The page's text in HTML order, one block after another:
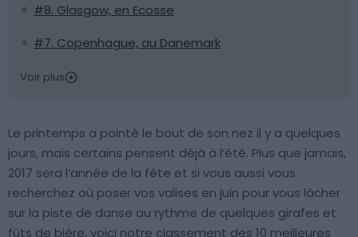
#8. Glasgow, en Ecosse
#7. Copenhague, au Danemark
Voir plus
Le printemps a pointé le bout de son nez il y a quelques
jours, mais certains pensent déjà à l’été. Plus que jamais,
2017 sera l’année de la fête et si vous aussi vous
recherchez où poser vos valises en juin pour vous lâcher
sur la piste de danse au rythme de quelques girafes et
fûts de bière, voici notre classement des 10 meilleures